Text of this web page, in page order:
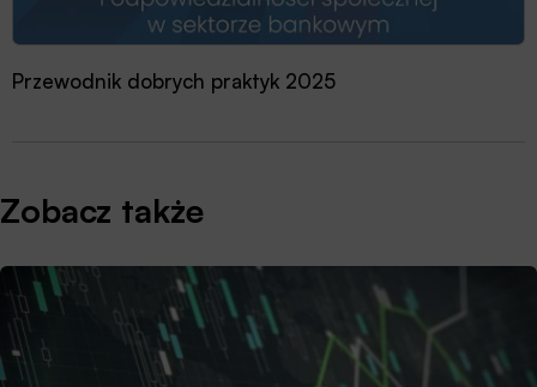
Przewodnik dobrych praktyk 2025
Zobacz także